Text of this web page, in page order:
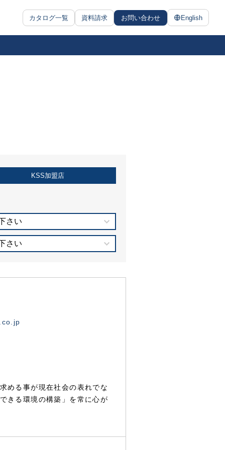
カタログ一覧 資料請求 お問い合わせ English
KSS加盟店
さい
さい
める事が現在社会の表れでな
きる環境の構築」を常に心が